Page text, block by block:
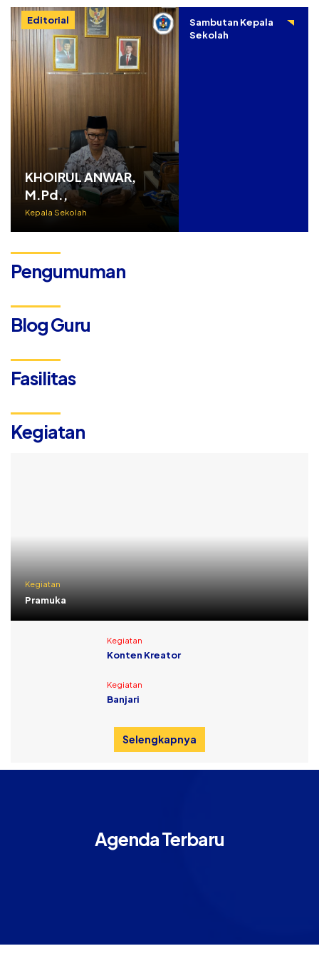
Editorial
KHOIRUL ANWAR,
M.Pd.,
Kepala Sekolah
Sambutan Kepala
Sekolah
Pengumuman
Blog Guru
Fasilitas
Kegiatan
Kegiatan
Pramuka
Kegiatan
Konten Kreator
Kegiatan
Banjari
Selengkapnya
Agenda Terbaru